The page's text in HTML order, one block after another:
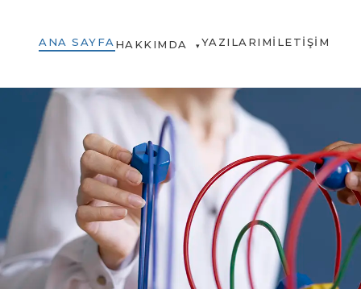
ANA SAYFA HAKKIMDA ▾YAZILARIMİLETIŞIM